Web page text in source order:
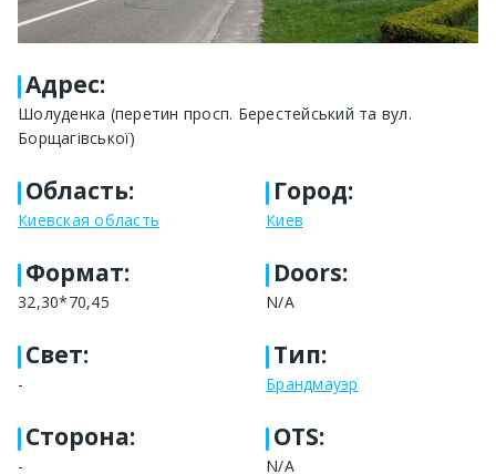
Адрес:
Шолуденка (перетин просп. Берестейський та вул.
Борщагівської)
Область:
Киевская область
Город:
Киев
Формат:
32,30*70,45
Doors:
N/A
Свет:
-
Тип:
Брандмауэр
Сторона:
-
OTS:
N/A